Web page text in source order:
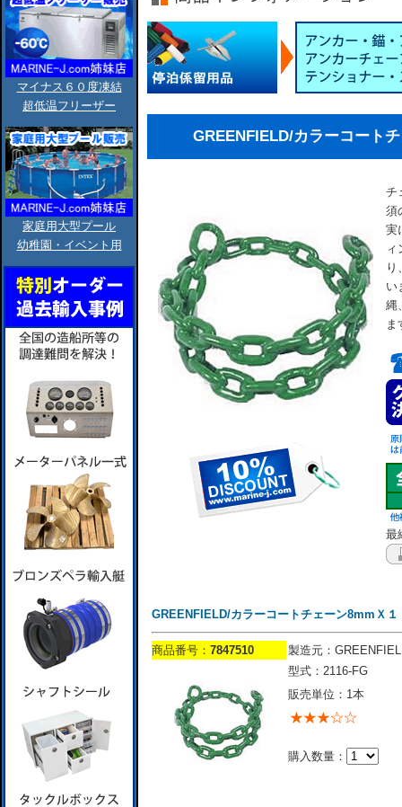
マイナス６０度凍結
超低温フリーザー
家庭用大型プール
幼稚園・イベント用
GREENFIELD/カラーコート
チ
須
実
り
い
縄
ま
最
GREENFIELD/カラーコートチェーン8mmＸ１
商品番号： 7847510
製造元：
型式：2116-FG
販売単位：1本
購入数量：